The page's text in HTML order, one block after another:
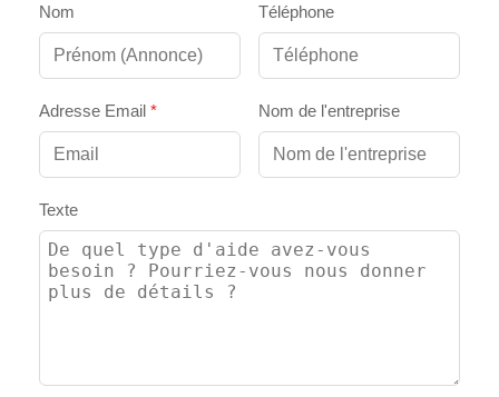
Nom Téléphone
Adresse Email * Nom de l'entreprise
Texte